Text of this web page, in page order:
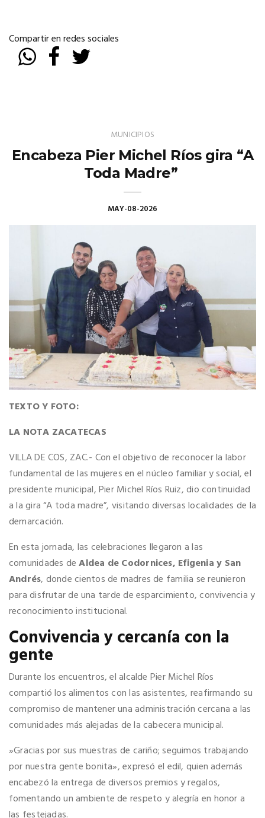
Compartir en redes sociales
MUNICIPIOS
Encabeza Pier Michel Ríos gira “A
Toda Madre”
MAY-08-2026
TEXTO Y FOTO:
LA NOTA ZACATECAS
​VILLA DE COS, ZAC.- Con el objetivo de reconocer la labor
fundamental de las mujeres en el núcleo familiar y social, el
presidente municipal, Pier Michel Ríos Ruiz, dio continuidad
a la gira “A toda madre”, visitando diversas localidades de la
demarcación.
​En esta jornada, las celebraciones llegaron a las
comunidades deAldea de Codornices, Efigenia y San
Andrés, donde cientos de madres de familia se reunieron
para disfrutar de una tarde de esparcimiento, convivencia y
reconocimiento institucional.
​Convivencia y cercanía con la
gente
​Durante los encuentros, el alcalde Pier Michel Ríos
compartió los alimentos con las asistentes, reafirmando su
compromiso de mantener una administración cercana a las
comunidades más alejadas de la cabecera municipal.
​»Gracias por sus muestras de cariño; seguimos trabajando
por nuestra gente bonita», expresó el edil, quien además
encabezó la entrega de diversos premios y regalos,
fomentando un ambiente de respeto y alegría en honor a